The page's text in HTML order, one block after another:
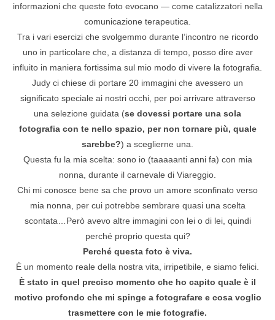
informazioni che queste foto evocano — come catalizzatori nella
comunicazione terapeutica.
Tra i vari esercizi che svolgemmo durante l’incontro ne ricordo
uno in particolare che, a distanza di tempo, posso dire aver
influito in maniera fortissima sul mio modo di vivere la fotografia.
Judy ci chiese di portare 20 immagini che avessero un
significato speciale ai nostri occhi, per poi arrivare attraverso
una selezione guidata (se dovessi portare una sola
fotografia con te nello spazio, per non tornare più, quale
sarebbe?) a sceglierne una.
Questa fu la mia scelta: sono io (taaaaanti anni fa) con mia
nonna, durante il carnevale di Viareggio.
Chi mi conosce bene sa che provo un amore sconfinato verso
mia nonna, per cui potrebbe sembrare quasi una scelta
scontata…Però avevo altre immagini con lei o di lei, quindi
perché proprio questa qui?
Perché questa foto è viva.
È un momento reale della nostra vita, irripetibile, e siamo felici.
È stato in quel preciso momento che ho capito quale è il
motivo profondo che mi spinge a fotografare e cosa voglio
trasmettere con le mie fotografie.